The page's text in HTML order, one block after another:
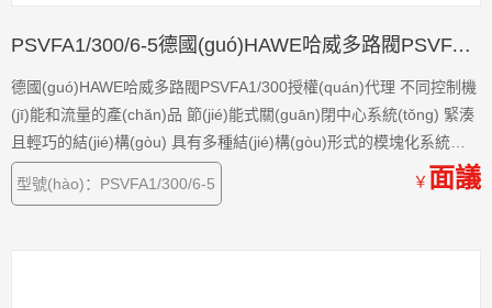
PSVFA1/300/6-5德國(guó)HAWE哈威多路閥PSVFA1/300授權(quán)代理
德國(guó)HAWE哈威多路閥PSVFA1/300授權(quán)代理 不同控制機
(jī)能和流量的產(chǎn)品 節(jié)能式關(guān)閉中心系統(tǒng) 緊湊
且輕巧的結(jié)構(gòu) 具有多種結(jié)構(gòu)形式的模塊化系統
(tǒng)
型號(hào)：PSVFA1/300/6-5
￥ 面議